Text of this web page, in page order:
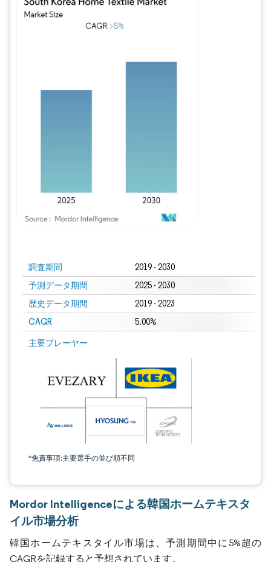
調査期間 2019 - 2030
予測データ期間 2025 - 2030
歴史データ期間 2019 - 2023
CAGR 5.00%
主要プレーヤー
*免責事項:主要選手の並び順不同
Mordor Intelligenceによる韓国ホームテキスタ
イル市場分析
韓国ホームテキスタイル市場は、予測期間中に5%超の
CAGRを記録すると予想されています。